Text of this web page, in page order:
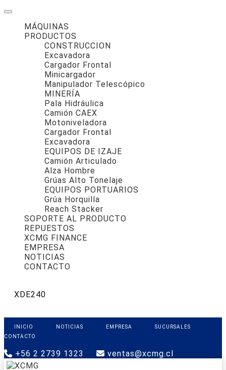
MÁQUINAS
PRODUCTOS
CONSTRUCCION
Excavadora
Cargador Frontal
Minicargador
Manipulador Telescópico
MINERÍA
Pala Hidráulica
Camión CAEX
Motoniveladora
Cargador Frontal
Excavadora
EQUIPOS DE IZAJE
Camión Articulado
Alza Hombre
Grúas Alto Tonelaje
EQUIPOS PORTUARIOS
Grúa Horquilla
Reach Stacker
SOPORTE AL PRODUCTO
REPUESTOS
XCMG FINANCE
EMPRESA
NOTICIAS
CONTACTO
XDE240
INICIO NOTICIAS EMPRESA
SUCURSALES
CONTACTO
+56 2 2739 1323 ventas@xcmg.cl